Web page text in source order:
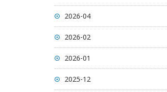
2026-04
2026-02
2026-01
2025-12